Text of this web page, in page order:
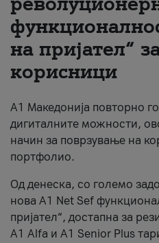
За нас
#ПодобарОнлајн
на пријател“
корисници
А1 Македонија повторно
дигиталните можности,
начин за поврзување на
портфолио.
Од денеска, со големо
нова A1 Net Sef
пријател“, достапна за
А1 Alfa и A1 Senior Plus